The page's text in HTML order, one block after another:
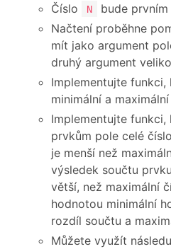
Číslo
N
bude
Načtení proběhne
mít jako argument
druhý argument
Implementujte
minimální a
Implementujte
prvkům pole celé
je menší než
výsledek součtu
větší, než maximální
hodnotou minimální
rozdíl součtu a
Můžete využít